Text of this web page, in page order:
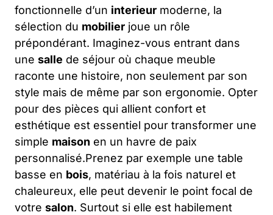
fonctionnelle d’un interieur moderne, la
sélection du mobilier joue un rôle
prépondérant. Imaginez-vous entrant dans
une salle de séjour où chaque meuble
raconte une histoire, non seulement par son
style mais de même par son ergonomie. Opter
pour des pièces qui allient confort et
esthétique est essentiel pour transformer une
simple maison en un havre de paix
personnalisé.Prenez par exemple une table
basse en bois, matériau à la fois naturel et
chaleureux, elle peut devenir le point focal de
votre salon. Surtout si elle est habilement